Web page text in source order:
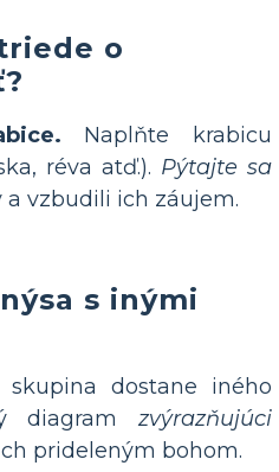
o
Naplňte krabicu
réva atď.). Pýtajte sa
vzbudili ich záujem.
s inými
skupina dostane iného
diagram zvýrazňujúci
prideleným bohom.